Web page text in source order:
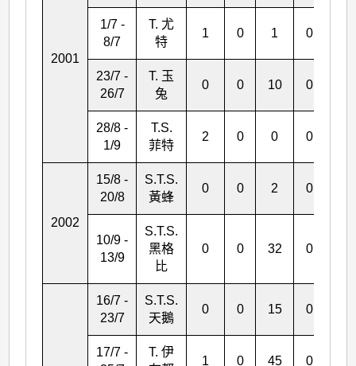
2001
1/7 -
8/7
T. 尤
特
1 0 1 0
23/7 -
26/7
T. 玉
兔
0 0 10 0
28/8 -
1/9
T.S.
菲特
2 0 0 0
2002
15/8 -
20/8
S.T.S.
黃蜂
0 0 2 0
10/9 -
13/9
S.T.S.
黑格
比
0 0 32 0
16/7 -
23/7
S.T.S.
天鵝
0 0 15 0
17/7 -
T. 伊
1 0 45 0